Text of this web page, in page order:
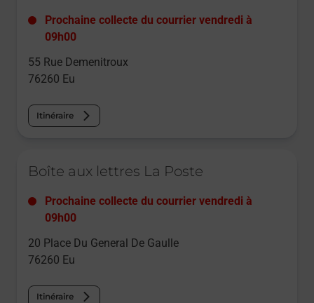
Prochaine collecte du courrier vendredi à
09h00
55 Rue Demenitroux
76260 Eu
Itinéraire
Boîte aux lettres La Poste
Prochaine collecte du courrier vendredi à
09h00
20 Place Du General De Gaulle
76260 Eu
Itinéraire